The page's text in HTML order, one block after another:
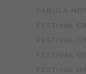
FABULA
FESTIVAL
FESTIVAL
FESTIVAL
FESTIVAL